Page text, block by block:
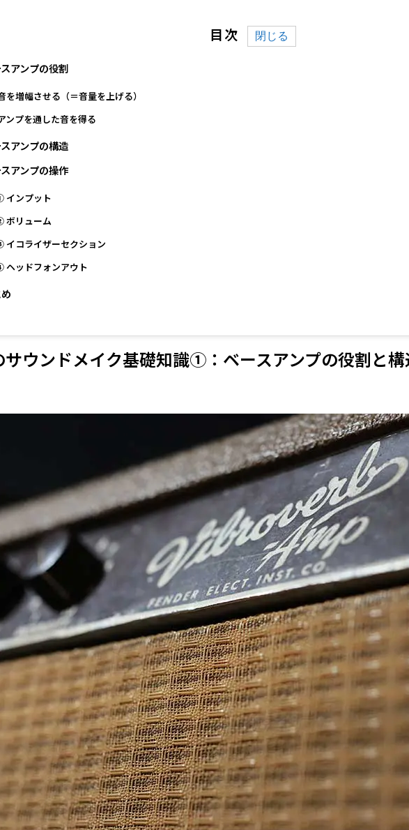
目次
アンプの役割
を増幅させる（＝音量を上げる）
ンプを通した音を得る
アンプの構造
アンプの操作
インプット
ボリューム
イコライザーセクション
ヘッドフォンアウト
サウンドメイク基礎知識①：ベースアンプの役割と